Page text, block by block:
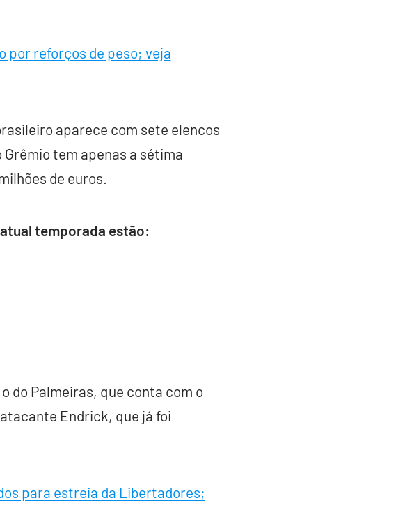
por reforços de peso; veja
aparece com sete elencos
tem apenas a sétima
de euros.
temporada estão:
do Palmeiras, que conta com o
Endrick, que já foi
para estreia da Libertadores;